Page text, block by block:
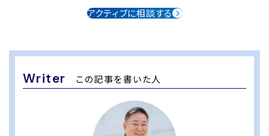
アクティブに相談する
Writer この記事を書いた人